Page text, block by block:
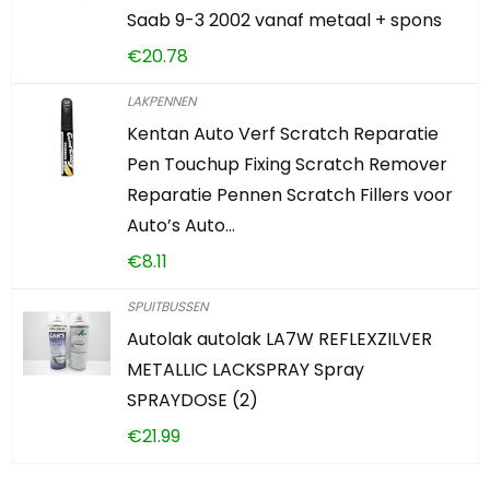
Saab 9-3 2002 vanaf metaal + spons
€20.78
LAKPENNEN
Kentan Auto Verf Scratch Reparatie
Pen Touchup Fixing Scratch Remover
Reparatie Pennen Scratch Fillers voor
Auto’s Auto…
€8.11
SPUITBUSSEN
Autolak autolak LA7W REFLEXZILVER
METALLIC LACKSPRAY Spray
SPRAYDOSE (2)
€21.99